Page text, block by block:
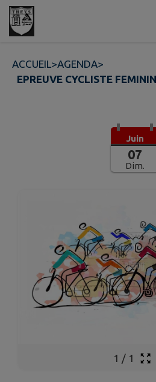
Contenu
ACCUEIL>AGENDA>
EPREUVE CYCLISTE
Juin
07
Dim.
1 / 1